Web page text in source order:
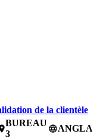
de la clientèle
BUREAU
3
language